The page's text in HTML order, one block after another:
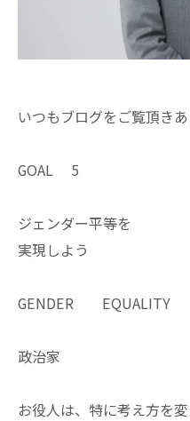
いつもブログをご覧頂き
GOAL 5
ジェンダー平等を
実現しよう
GENDER EQUALITY
政治家
お役人は、特に考え方を変